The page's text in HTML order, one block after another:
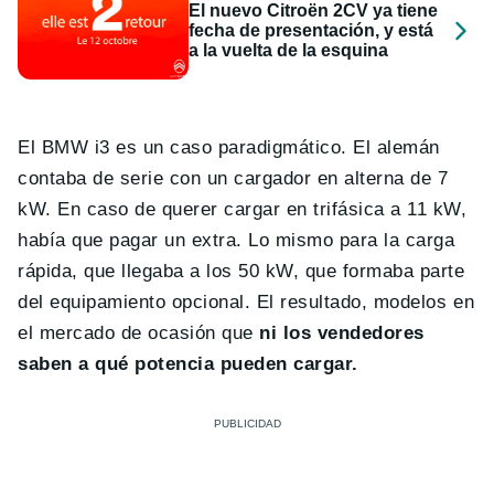
El nuevo Citroën 2CV ya tiene
fecha de presentación, y está
a la vuelta de la esquina
El BMW i3 es un caso paradigmático. El alemán
contaba de serie con un cargador en alterna de 7
kW. En caso de querer cargar en trifásica a 11 kW,
había que pagar un extra. Lo mismo para la carga
rápida, que llegaba a los 50 kW, que formaba parte
del equipamiento opcional. El resultado, modelos en
el mercado de ocasión que ni los vendedores
saben a qué potencia pueden cargar.